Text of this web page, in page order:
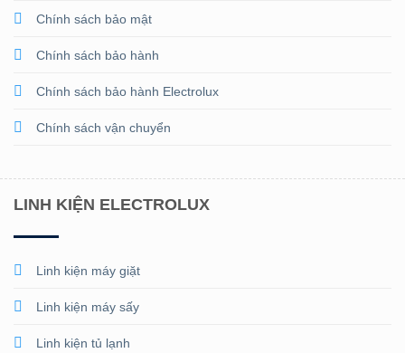
Chính sách bảo mật
Chính sách bảo hành
Chính sách bảo hành Electrolux
Chính sách vận chuyển
LINH KIỆN ELECTROLUX
Linh kiện máy giặt
Linh kiện máy sấy
Linh kiện tủ lạnh